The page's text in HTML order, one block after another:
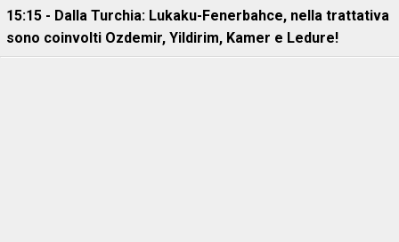
15:15 - Dalla Turchia: Lukaku-Fenerbahce, nella trattativa
sono coinvolti Ozdemir, Yildirim, Kamer e Ledure!